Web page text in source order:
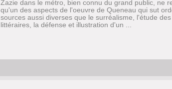
Zazie dans le métro, bien connu du grand public, ne
qu'un des aspects de l'oeuvre de Queneau qui sut
sources aussi diverses que le surréalisme, l'étude
littéraires, la défense et illustration d'un ...